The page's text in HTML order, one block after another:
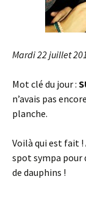
Mardi 22 juillet
Mot clé du jour :
n’avais pas
planche.
Voilà qui est fait !
spot sympa pour
de dauphins !